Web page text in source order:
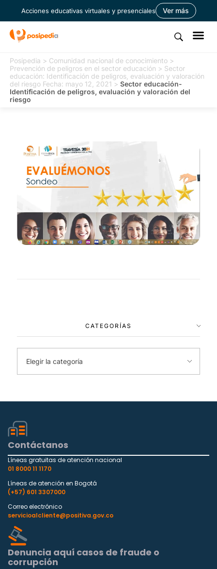
Acciones educativas virtuales y presenciales Ver más
Posipedia > Comunidad nacional de conocimiento >
Prevención de peligros en el sector educación > Sector
educación: Identificación de peligros, evaluación y valoración
del riesgo Fecha: mayo 12, 2021 > Sector educación-
Identificación de peligros, evaluación y valoración del
riesgo
CATEGORÍAS
Contáctanos
Líneas gratuitas de atención nacional
01 8000 11 1170
Líneas de atención en Bogotá
(+57) 601 3307000
Correo electrónico
servicioalcliente@positiva.gov.co
Denuncia aquí casos de fraude o
corrupción